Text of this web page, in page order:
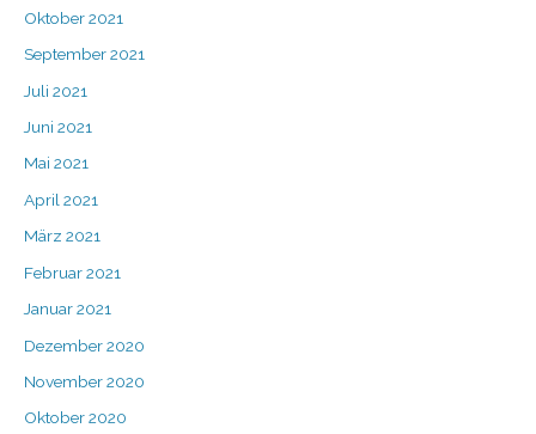
Oktober 2021
September 2021
Juli 2021
Juni 2021
Mai 2021
April 2021
März 2021
Februar 2021
Januar 2021
Dezember 2020
November 2020
Oktober 2020